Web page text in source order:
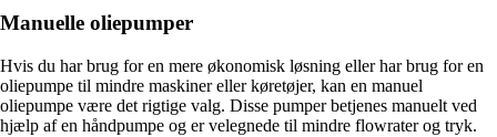
Manuelle oliepumper
Hvis du har brug for en mere økonomisk løsning eller har brug for en
oliepumpe til mindre maskiner eller køretøjer, kan en manuel
oliepumpe være det rigtige valg. Disse pumper betjenes manuelt ved
hjælp af en håndpumpe og er velegnede til mindre flowrater og tryk.